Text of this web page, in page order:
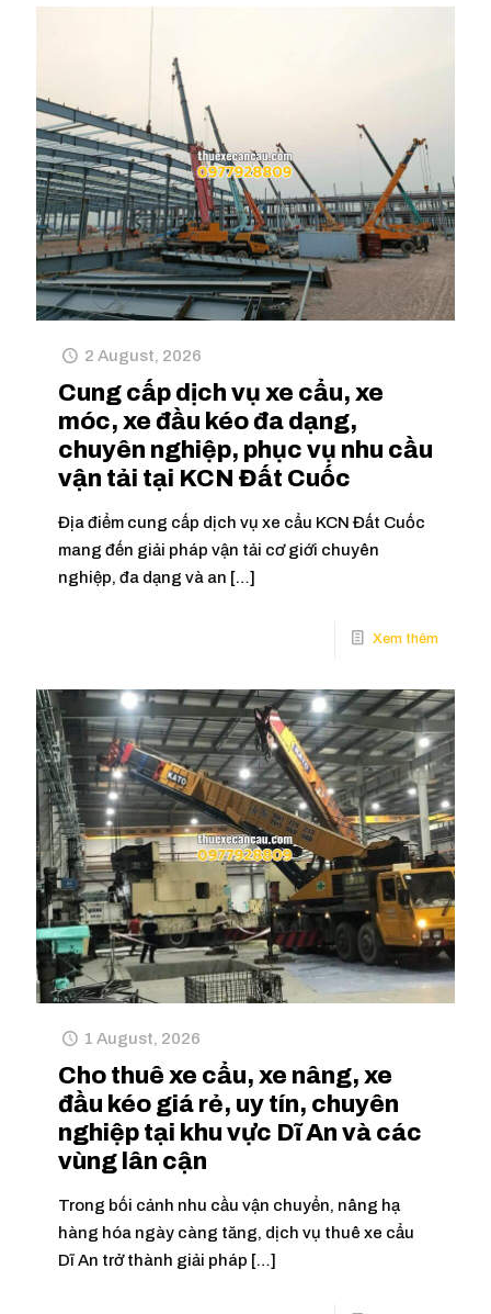
2 August, 2026
Cung cấp dịch vụ xe cẩu, xe
móc, xe đầu kéo đa dạng,
chuyên nghiệp, phục vụ nhu cầu
vận tải tại KCN Đất Cuốc
Địa điểm cung cấp dịch vụ xe cẩu KCN Đất Cuốc
mang đến giải pháp vận tải cơ giới chuyên
nghiệp, đa dạng và an […]
1 August, 2026
Cho thuê xe cẩu, xe nâng, xe
đầu kéo giá rẻ, uy tín, chuyên
nghiệp tại khu vực Dĩ An và các
vùng lân cận
Trong bối cảnh nhu cầu vận chuyển, nâng hạ
hàng hóa ngày càng tăng, dịch vụ thuê xe cẩu
Dĩ An trở thành giải pháp […]